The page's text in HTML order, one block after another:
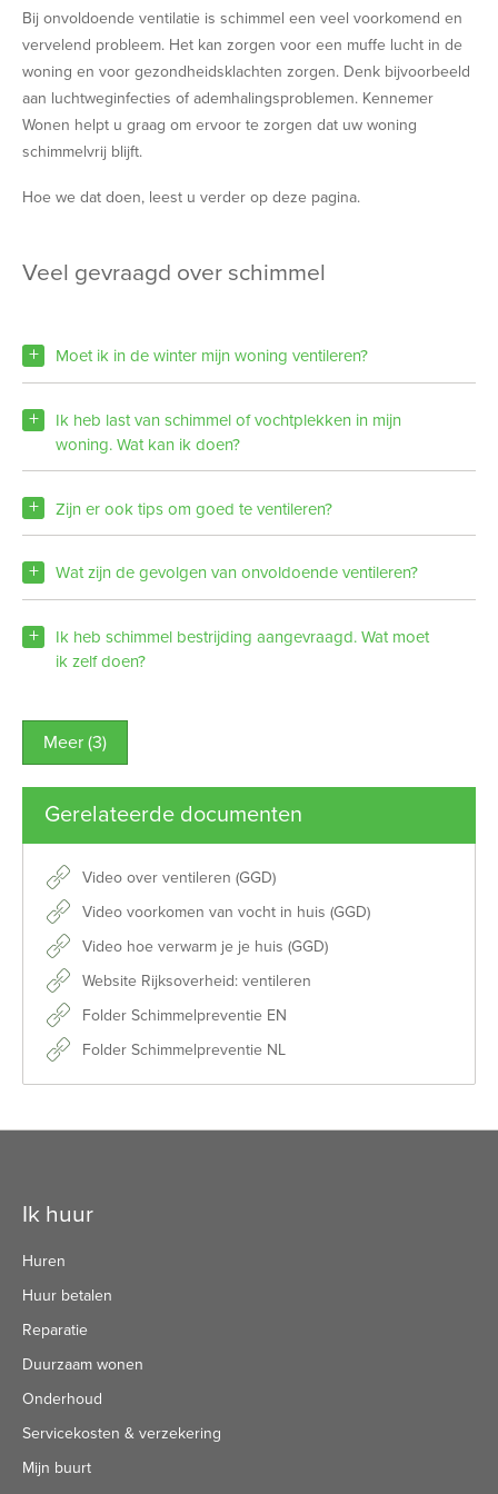
Bij onvoldoende ventilatie is schimmel een veel voorkomend en
vervelend probleem. Het kan zorgen voor een muffe lucht in de
woning en voor gezondheidsklachten zorgen. Denk bijvoorbeeld
aan luchtweginfecties of ademhalingsproblemen. Kennemer
Wonen helpt u graag om ervoor te zorgen dat uw woning
schimmelvrij blijft.
Hoe we dat doen, leest u verder op deze pagina.
veel gevraagd over schimmel
Moet ik in de winter mijn woning ventileren?
Ik heb last van schimmel of vochtplekken in mijn
woning. Wat kan ik doen?
Zijn er ook tips om goed te ventileren?
Wat zijn de gevolgen van onvoldoende ventileren?
Ik heb schimmel bestrijding aangevraagd. Wat moet
ik zelf doen?
Meer (3)
Gerelateerde documenten
Video over ventileren (GGD)
Video voorkomen van vocht in huis (GGD)
Video hoe verwarm je je huis (GGD)
Website Rijksoverheid: ventileren
Folder Schimmelpreventie EN
Folder Schimmelpreventie NL
Contactinformatie
Ik huur
Huren
Huur betalen
Reparatie
Duurzaam wonen
Onderhoud
Servicekosten & verzekering
Mijn buurt